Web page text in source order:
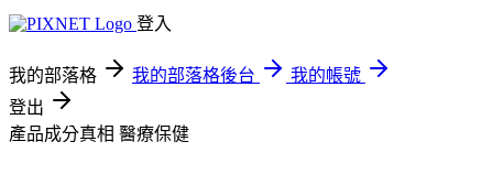
登入
我的部落格 我的部落格後台
我的帳號
登出
產品成分真相 醫療保健